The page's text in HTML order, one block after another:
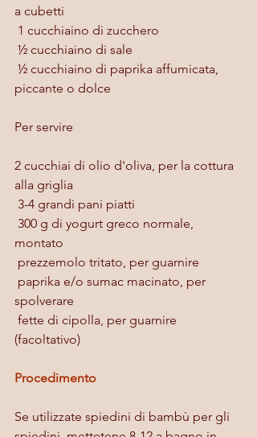
a cubetti
1 cucchiaino di zucchero
½ cucchiaino di sale
½ cucchiaino di paprika affumicata,
piccante o dolce
Per servire
2 cucchiai di olio d'oliva, per la cottura
alla griglia
3-4 grandi pani piatti
300 g di yogurt greco normale,
montato
prezzemolo tritato, per guarnire
paprika e/o sumac macinato, per
spolverare
fette di cipolla, per guarnire
(facoltativo)
Procedimento
Se utilizzate spiedini di bambù per gli